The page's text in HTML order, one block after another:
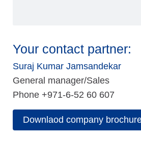
Your contact partner:
Suraj Kumar Jamsandekar
General manager/Sales
Phone +971-6-52 60 607
Downlaod company